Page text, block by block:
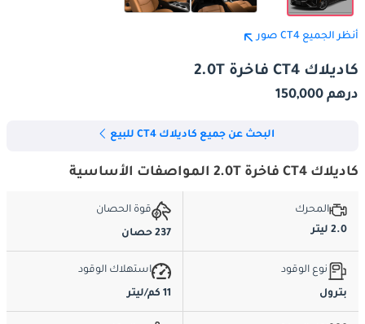
أنظر الجميع CT4 صور
كاديلاك CT4 فاخرة 2.0T
درهم 150,000
البحث عن جميع كاديلاك CT4 للبيع
كاديلاك CT4 فاخرة 2.0T المواصفات الأساسية
المحرك
2.0 ليتر
قوة الحصان
237 حصان
نوع الوقود
بترول
استهلاك الوقود
11 كم/ليتر